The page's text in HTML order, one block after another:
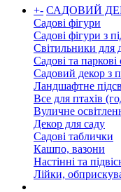
+- САДОВИЙ
Садові фігури
Садові фігури з
Світильники для
Садові та
Садовий декор з
Ландшафтне
Все для птахів
Вуличне
Декор для саду
Садові таблички
Кашпо, вазони
Настінні та
Лійки,